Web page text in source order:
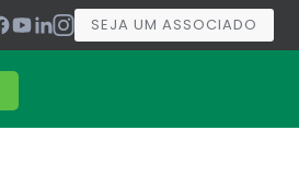
SEJA UM ASSOCIADO